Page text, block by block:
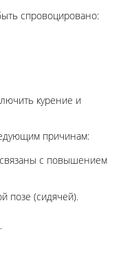
спровоцировано:
курение и
причинам:
с повышением
позе (сидячей).